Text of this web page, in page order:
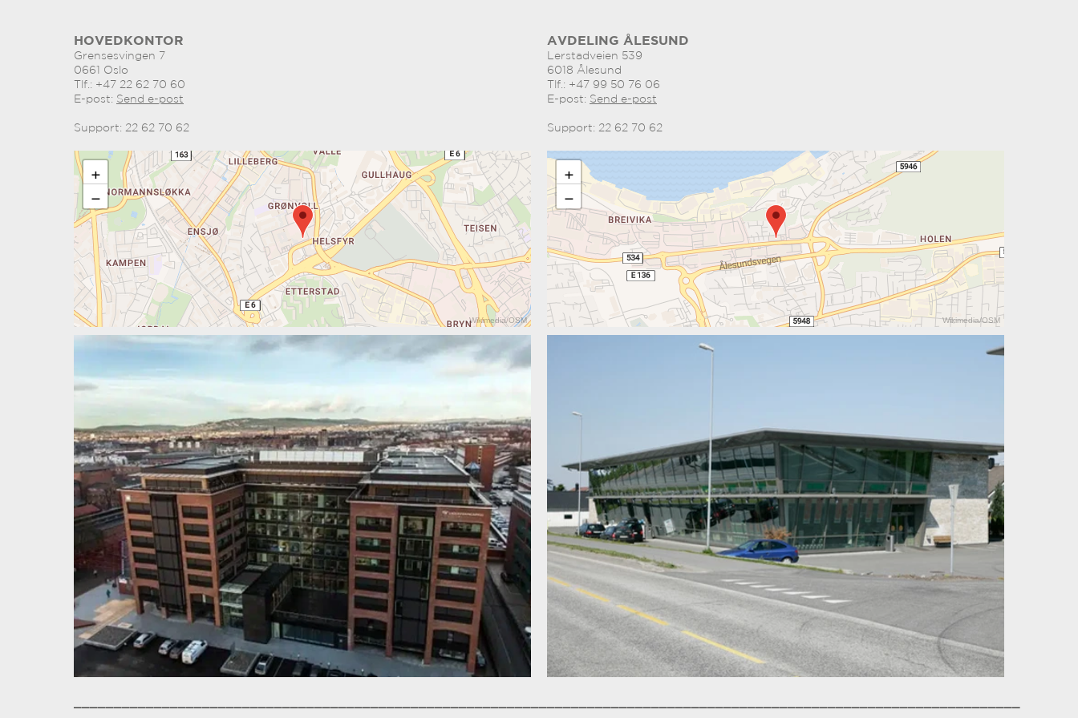
HOVEDKONTOR
Grensesvingen 7
0661 Oslo
Tlf.: +47 22 62 70 60
E-post: Send e-post
Support: 22 62 70 62
+
−
Wikimedia/OSM
AVDELING ÅLESUND
Lerstadveien 539
6018 Ålesund
Tlf.: +47 99 50 76 06
E-post: Send e-post
Support: 22 62 70 62
+
−
Wikimedia/OSM